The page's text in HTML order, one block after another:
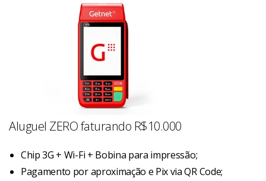
Aluguel ZERO faturando R$10.000
Chip 3G + Wi-Fi + Bobina para impressão;
Pagamento por aproximação e Pix via QR Code;